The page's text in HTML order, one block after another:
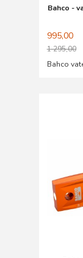
Bahco -
995,00
1 295,00
Rabatt
Bahco